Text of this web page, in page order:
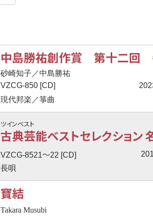
中島勝祐創作賞 第十二回
砂崎知子／中島勝祐
VZCG-850 [CD]
現代邦楽／箏曲
ツインベスト
古典芸能ベストセレクション 名
VZCG-8521〜22 [CD]
長唄
寶結
Takara Musubi